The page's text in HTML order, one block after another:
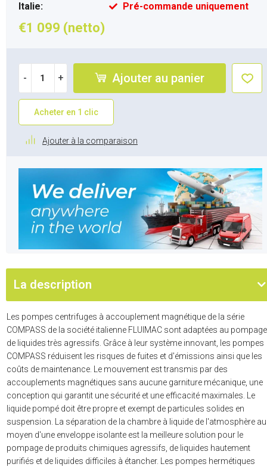
Italie:
Pré-commande uniquement
€1 099 (netto)
- + Ajouter au panier
Acheter en 1 clic
Ajouter à la comparaison
La description
Les pompes centrifuges à accouplement magnétique de la série
COMPASS de la société italienne FLUIMAC sont adaptées au pompage
de liquides très agressifs. Grâce à leur système innovant, les pompes
COMPASS réduisent les risques de fuites et d'émissions ainsi que les
coûts de maintenance. Le mouvement est transmis par des
accouplements magnétiques sans aucune garniture mécanique, une
conception qui garantit une sécurité et une efficacité maximales. Le
liquide pompé doit être propre et exempt de particules solides en
suspension. La séparation de la chambre à liquide de l'atmosphère au
moyen d'une enveloppe isolante est la meilleure solution pour le
pompage de produits chimiques agressifs, de liquides hautement
purifiés et de liquides difficiles à étancher. Les pompes hermétiques